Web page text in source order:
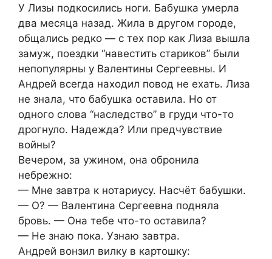
У Лизы подкосились ноги. Бабушка умерла
два месяца назад. Жила в другом городе,
общались редко — с тех пор как Лиза вышла
замуж, поездки “навестить стариков” были
непопулярны у Валентины Сергеевны. И
Андрей всегда находил повод не ехать. Лиза
не знала, что бабушка оставила. Но от
одного слова “наследство” в груди что-то
дрогнуло. Надежда? Или предчувствие
войны?
Вечером, за ужином, она обронила
небрежно:
— Мне завтра к нотариусу. Насчёт бабушки.
— О? — Валентина Сергеевна подняла
бровь. — Она тебе что-то оставила?
— Не знаю пока. Узнаю завтра.
Андрей вонзил вилку в картошку: